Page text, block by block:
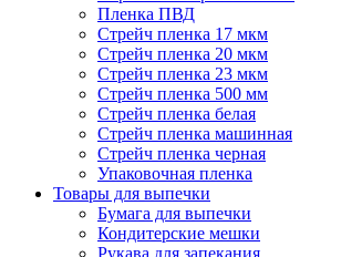
Пленка ПВД
Стрейч пленка 17 мкм
Стрейч пленка 20 мкм
Стрейч пленка 23 мкм
Стрейч пленка 500 мм
Стрейч пленка белая
Стрейч пленка машинная
Стрейч пленка черная
Упаковочная пленка
Товары для выпечки
Бумага для выпечки
Кондитерские мешки
Рукава для запекания